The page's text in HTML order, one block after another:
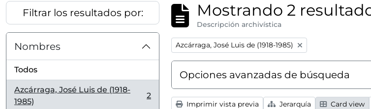
Filtrar los resultados por:
Nombres
Todos
Azcárraga, José Luis de (1918-
1985)
, 2 resultados
2
Mostrando 2
Descripción archivística
Remove filter:
Azcárraga, José Luis de (1918-1985)
Opciones avanzadas de búsqueda
Imprimir vista previa Jerarquía Card view